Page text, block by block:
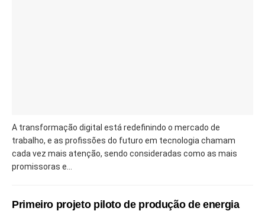
A transformação digital está redefinindo o mercado de
trabalho, e as profissões do futuro em tecnologia chamam
cada vez mais atenção, sendo consideradas como as mais
promissoras e...
Primeiro projeto piloto de produção de energia